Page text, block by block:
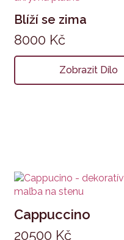
Blíží se zima
8000 Kč
Zobrazit Dílo
Cappuccino
20500 Kč